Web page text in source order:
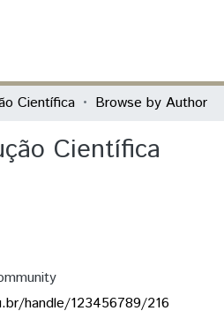
Científica Browse by Author
Científica
handle/123456789/216